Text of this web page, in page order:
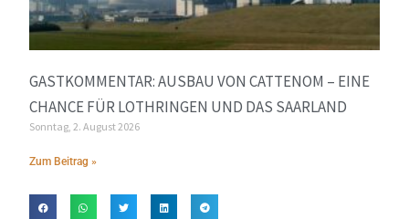
GASTKOMMENTAR: AUSBAU VON CATTENOM – EINE
CHANCE FÜR LOTHRINGEN UND DAS SAARLAND
Sonntag, 2. August 2026
Zum Beitrag »